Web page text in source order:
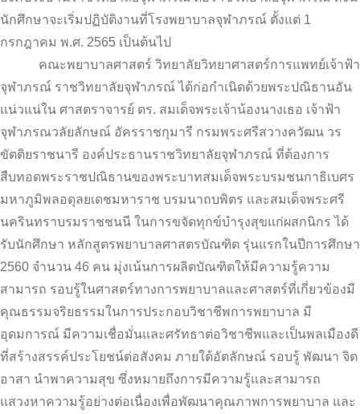
นักศึกษาจะเริ่มปฏิบัติงานที่โรงพยาบาลจุฬาภรณ์ ตั้งแต่ 1
กรกฎาคม พ.ศ. 2565 เป็นต้นไป
คณะพยาบาลศาสตร์ วิทยาลัยวิทยาศาสตร์การแพทย์เจ้าฟ้า
จุฬาภรณ์ ราชวิทยาลัยจุฬาภรณ์ ได้ก่อกำเนิดด้วยพระปณิธานอัน
แน่วแน่ใน ศาสตราจารย์ ดร. สมเด็จพระเจ้าน้องนางเธอ เจ้าฟ้า
จุฬาภรณวลัยลักษณ์ อัครราชกุมารี กรมพระศรีสวางควัฒน วร
ขัตติยราชนารี องค์ประธานราชวิทยาลัยจุฬาภรณ์ ที่ต้องการ
สืบทอดพระราชปณิธานของพระบาทสมเด็จพระบรมชนกาธิเบศร
มหาภูมิพลอดุลยเดชมหาราช บรมนาถบพิตร และสมเด็จพระศรี
นครินทราบรมราชชนนี ในการขจัดทุกข์บำรุงสุขแก่ผสกนิกร ได้
รับนักศึกษา หลักสูตรพยาบาลศาสตรบัณฑิต รุ่นแรกในปีการศึกษา
2560 จำนวน 46 คน มุ่งเน้นการผลิตบัณฑิตให้มีความรู้ความ
สามารถ รอบรู้ในศาสตร์ทางการพยาบาลและศาสตร์ที่เกี่ยวข้องมี
คุณธรรมจริยธรรมในการประกอบวิชาชีพการพยาบาล มี
อุดมการณ์ มีความเชื่อมั่นและศรัทธาต่อวิชาชีพและเป็นพลเมืองดี
ที่สร้างสรรค์ประโยชน์ต่อสังคม ภายใต้อัตลักษณ์ รอบรู้ พัฒนา จิต
อาสา นำพาความสุข ซึ่งหมายถึงการมีความรู้และสามารถ
แสวงหาความรู้อย่างต่อเนื่องเพื่อพัฒนาคุณภาพการพยาบาล และ